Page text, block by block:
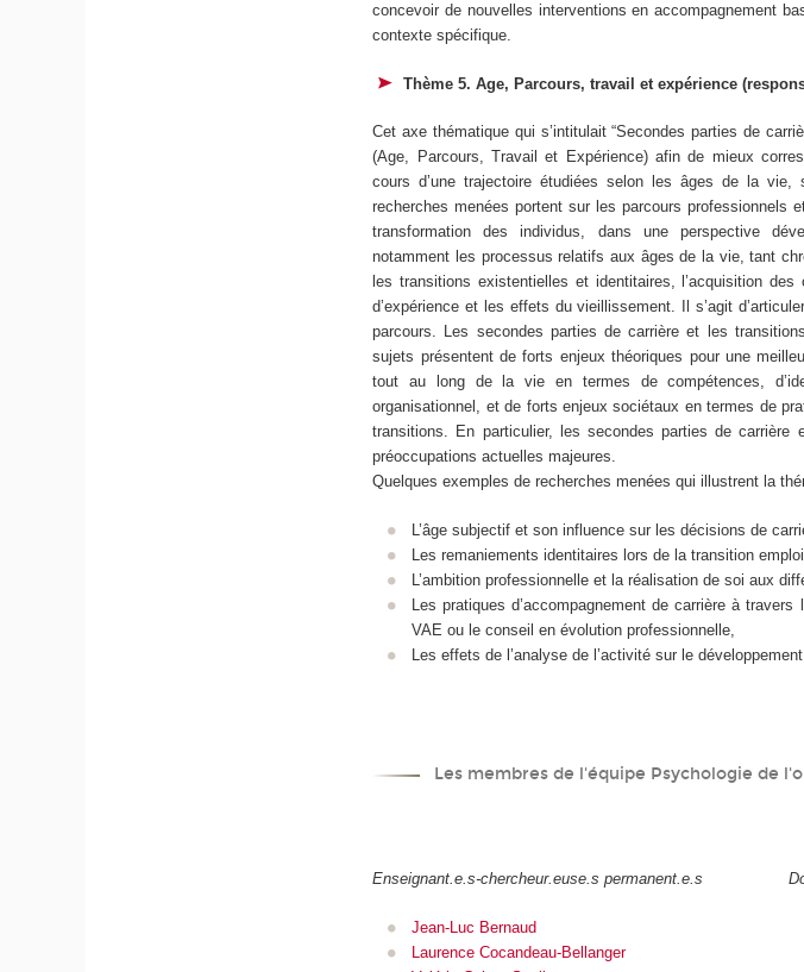
concevoir de nouvelles interventions en accompagnement
contexte spécifique.
Thème 5. Age, Parcours, travail et expérience
Cet axe thématique qui s’intitulait “Secondes parties de
(Age, Parcours, Travail et Expérience) afin de mieux
cours d’une trajectoire étudiées selon les âges de la
recherches menées portent sur les parcours professionnels
transformation des individus, dans une perspective
notamment les processus relatifs aux âges de la vie, tant
les transitions existentielles et identitaires, l’acquisition
d’expérience et les effets du vieillissement. Il s’agit
parcours. Les secondes parties de carrière et les
sujets présentent de forts enjeux théoriques pour une
tout au long de la vie en termes de compétences,
organisationnel, et de forts enjeux sociétaux en termes de
transitions. En particulier, les secondes parties de
préoccupations actuelles majeures.
Quelques exemples de recherches menées qui illustrent la
L’âge subjectif et son influence sur les décisions de
Les remaniements identitaires lors de la transition
L’ambition professionnelle et la réalisation de soi aux
Les pratiques d’accompagnement de carrière à
VAE ou le conseil en évolution professionnelle,
Les effets de l’analyse de l’activité sur le
Les membres de l'équipe Psychologie de
Enseignant.e.s-chercheur.euse.s permanent.e.s
Jean-Luc Bernaud
Laurence Cocandeau-Bellanger